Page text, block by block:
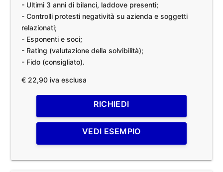
- Ultimi 3 anni di bilanci, laddove presenti;
- Controlli protesti negatività su azienda e soggetti
relazionati;
- Esponenti e soci;
- Rating (valutazione della solvibilità);
- Fido (consigliato).
€ 22,90 iva esclusa
RICHIEDI
VEDI ESEMPIO